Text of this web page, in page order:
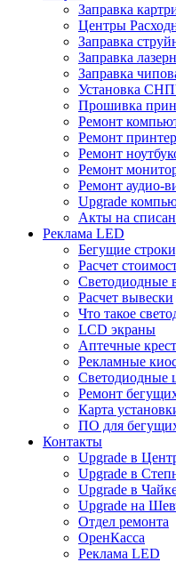
Заправка
Центры
Заправка
Заправка
Заправка
Установка
Прошивка
Ремонт
Ремонт
Ремонт
Ремонт
Ремонт аудио-
Upgrade
Акты на
Реклама LED
Бегущие
Расчет
Светодиодные
Расчет вывески
Что такое
LCD экраны
Аптечные
Рекламные
Светодиодные
Ремонт
Карта
ПО для
Контакты
Upgrade в
Upgrade в
Upgrade в
Upgrade на
Отдел ремонта
ОренКасса
Реклама LED